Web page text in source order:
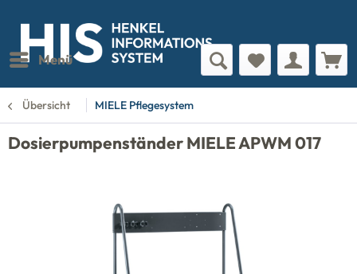
Menü
Übersicht MIELE Pflegesystem
Dosierpumpenständer MIELE APWM 017